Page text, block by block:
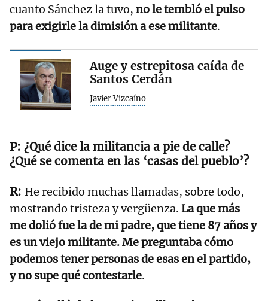
cuanto Sánchez la tuvo, no le tembló el pulso
para exigirle la dimisión a ese militante.
Auge y estrepitosa caída de
Santos Cerdán
Javier Vizcaíno
¿Qué dice la militancia a pie de calle?
¿Qué se comenta en las ‘casas del pueblo’?
He recibido muchas llamadas, sobre todo,
mostrando tristeza y vergüenza. La que más
me dolió fue la de mi padre, que tiene 87 años y
es un viejo militante. Me preguntaba cómo
podemos tener personas de esas en el partido,
y no supe qué contestarle.